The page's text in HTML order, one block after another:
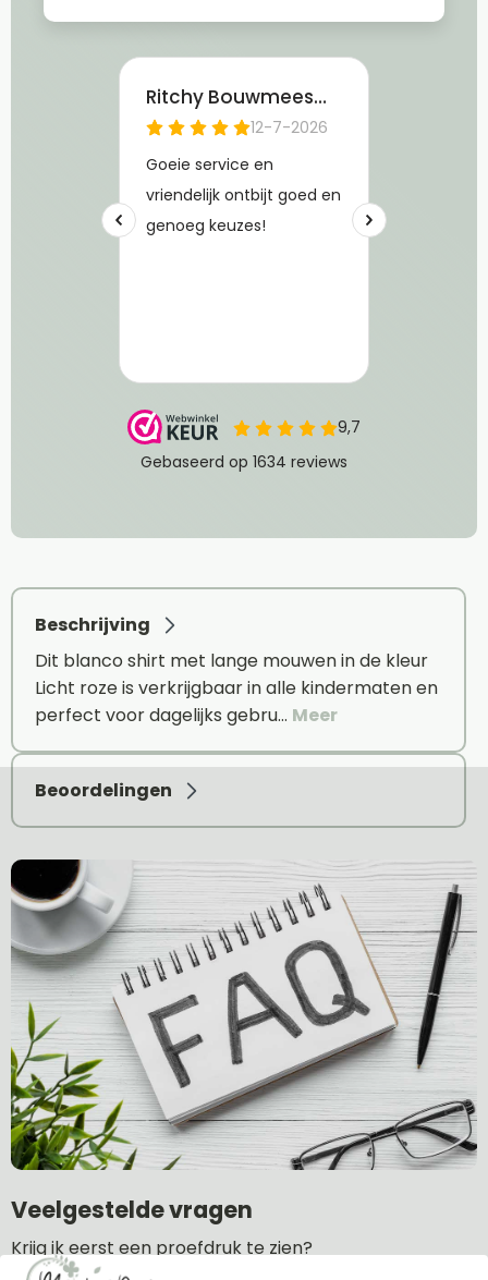
Beschrijving
Dit blanco shirt met lange mouwen in de kleur
Licht roze is verkrijgbaar in alle kindermaten en
perfect voor dagelijks gebru… Meer
Beoordelingen
Veelgestelde vragen
Krijg ik eerst een proefdruk te zien?